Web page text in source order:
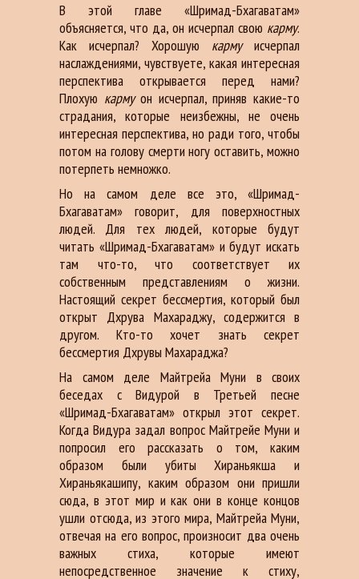
В этой главе «Шримад-Бхагаватам»
объясняется, что да, он исчерпал свою карму.
Как исчерпал? Хорошую кармуисчерпал
наслаждениями, чувствуете, какая интересная
перспектива открывается перед нами?
Плохую кармуон исчерпал, приняв какие-то
страдания, которые неизбежны, не очень
интересная перспектива, но ради того, чтобы
потом на голову смерти ногу оставить, можно
потерпеть немножко.
Но на самом деле все это, «Шримад-
Бхагаватам» говорит, для поверхностных
людей. Для тех людей, которые будут
читать «Шримад-Бхагаватам» и будут искать
там что-то, что соответствует их
собственным представлениям о жизни.
Настоящий секрет бессмертия, который был
открыт Дхрува Махараджу, содержится в
другом. Кто-то хочет знать секрет
бессмертия Дхрувы Махараджа?
На самом деле Майтрейа Муни в своих
беседах с Видурой в Третьей песне
«Шримад-Бхагаватам» открыл этот секрет.
Когда Видура задал вопрос Майтрейе Муни и
попросил его рассказать о том, каким
образом были убиты Хираньякша и
Хираньякашипу, каким образом они пришли
сюда, в этот мир и как они в конце концов
ушли отсюда, из этого мира, Майтрейа Муни,
отвечая на его вопрос, произносит два очень
важных стиха, которые имеют
непосредственное значение к стиху,